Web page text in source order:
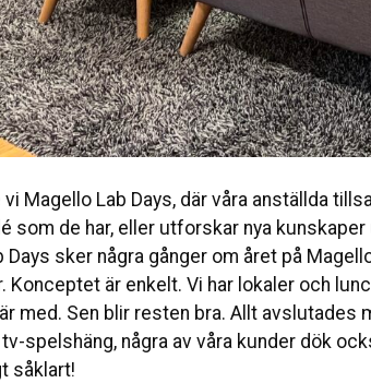
vi Magello Lab Days, där våra anställda
som de har, eller utforskar nya
Days sker några gånger om året på
Konceptet är enkelt. Vi har lokaler och
med. Sen blir resten bra. Allt avslutades
spelshäng, några av våra kunder dök
såklart!